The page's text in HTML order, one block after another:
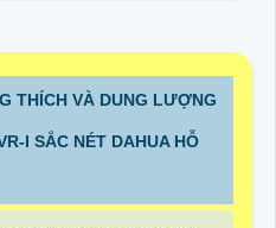
THÍCH VÀ DUNG LƯỢNG
I SẮC NÉT DAHUA HỖ